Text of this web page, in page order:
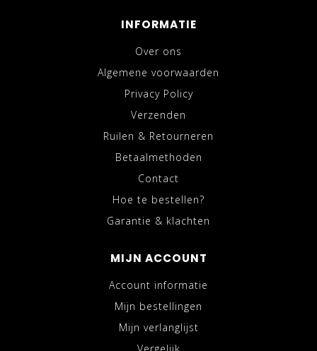
INFORMATIE
Over ons
Algemene voorwaarden
Privacy Policy
Verzenden
Ruilen & Retourneren
Betaalmethoden
Contact
Hoe te bestellen?
Garantie & klachten
MIJN ACCOUNT
Account informatie
Mijn bestellingen
Mijn verlanglijst